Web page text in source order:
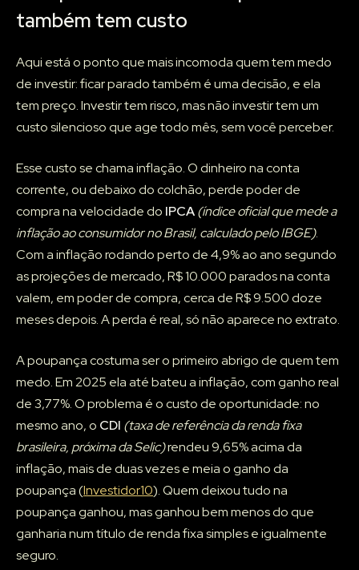
também tem custo
Aqui está o ponto que mais incomoda quem tem medo
de investir: ficar parado também é uma decisão, e ela
tem preço. Investir tem risco, mas não investir tem um
custo silencioso que age todo mês, sem você perceber.
Esse custo se chama inflação. O dinheiro na conta
corrente, ou debaixo do colchão, perde poder de
compra na velocidade do IPCA(índice oficial que mede a
inflação ao consumidor no Brasil, calculado pelo IBGE).
Com a inflação rodando perto de 4,9% ao ano segundo
as projeções de mercado, R$ 10.000 parados na conta
valem, em poder de compra, cerca de R$ 9.500 doze
meses depois. A perda é real, só não aparece no extrato.
A poupança costuma ser o primeiro abrigo de quem tem
medo. Em 2025 ela até bateu a inflação, com ganho real
de 3,77%. O problema é o custo de oportunidade: no
mesmo ano, o CDI (taxa de referência da renda fixa
brasileira, próxima da Selic)rendeu 9,65% acima da
inflação, mais de duas vezes e meia o ganho da
poupança (Investidor10). Quem deixou tudo na
poupança ganhou, mas ganhou bem menos do que
ganharia num título de renda fixa simples e igualmente
seguro.